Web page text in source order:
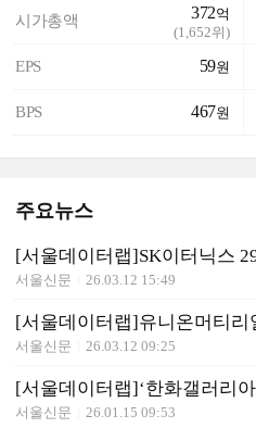
시가총액 372억
(1,652위)
EPS 59원
BPS 467원
주요뉴스
서울신문 26.03.12 15:49
서울신문 26.03.12 09:25
서울신문 26.01.15 09:53